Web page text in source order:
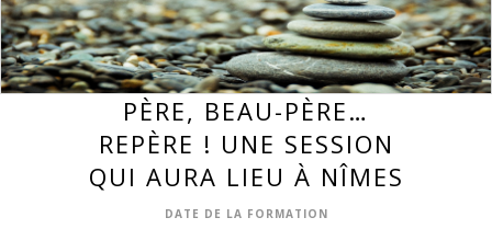
PÈRE, BEAU-PÈRE…
REPÈRE ! UNE SESSION
QUI AURA LIEU À NÎMES
DATE DE LA FORMATION